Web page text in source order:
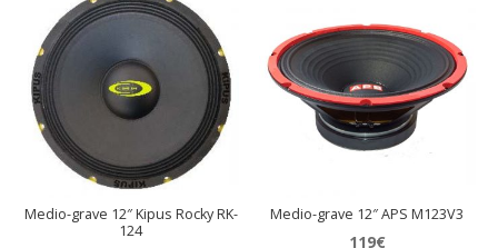
Medio-grave 12″ Kipus Rocky RK-
124
Medio-grave 12″ APS M123V3
119€